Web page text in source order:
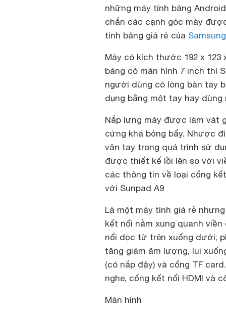
những máy tính bảng
chắn các cạnh góc máy
tính bảng giá rẻ của Samsung
Máy có kích thước 192 x
bảng có màn hình 7 inch thì
người dùng có lòng bàn tay
dụng bằng một tay hay
Nắp lưng máy được làm vát
cứng khá bỏng bẩy. Nhược
vân tay trong quá trình sử
được thiết kế lồi lên so với
các thông tin về loại cổng
với Sunpad A9
Là một máy tính giá rẻ
kết nối nằm xung quanh
nối dọc từ trên xuống dưới;
tăng giảm âm lượng, lui
(có nắp đậy) và cổng TF
nghe, cổng kết nối HDMI và
Màn hình